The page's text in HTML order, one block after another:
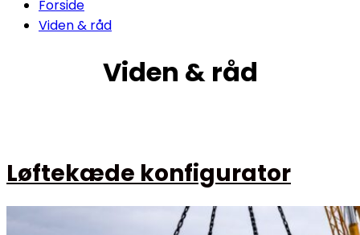
Forside
Viden & råd
Viden & råd
Løftekæde konfigurator